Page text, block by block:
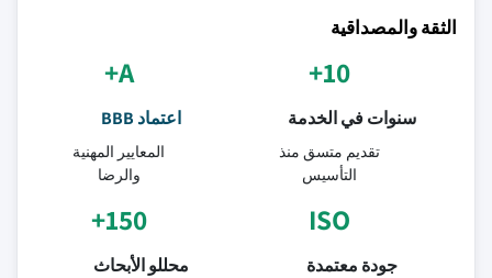
الثقة والمصداقية
10+
سنوات في الخدمة
تقديم متسق منذ
التأسيس
A+
اعتماد BBB
المعايير المهنية
والرضا
ISO
جودة معتمدة
150+
محللو الأبحاث